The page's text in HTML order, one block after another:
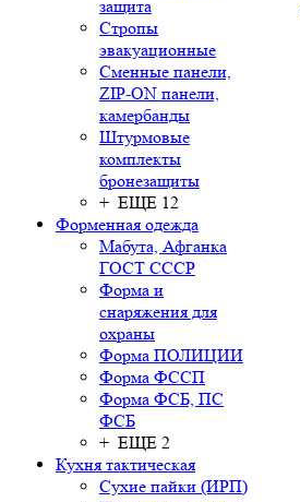
защита
Стропы
эвакуационные
Сменные панели,
ZIP-ON панели,
камербанды
Штурмовые
комплекты
бронезащиты
+ ЕЩЕ 12
Форменная одежда
Мабута, Афганка
ГОСТ СССР
Форма и
снаряжения для
охраны
Форма ПОЛИЦИИ
Форма ФССП
Форма ФСБ, ПС
ФСБ
+ ЕЩЕ 2
Кухня тактическая
Сухие пайки (ИРП)